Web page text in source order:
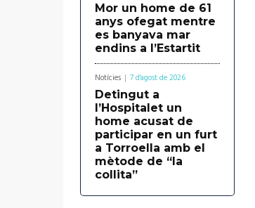
Mor un home de 61
anys ofegat mentre
es banyava mar
endins a l’Estartit
Notícies 7 d'agost de 2026
Detingut a
l’Hospitalet un
home acusat de
participar en un furt
a Torroella amb el
mètode de “la
collita”